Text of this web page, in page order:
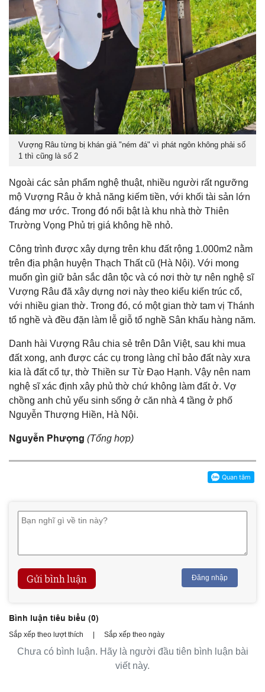
Vượng Râu từng bị khán giả "ném đá" vì phát ngôn không phải số
1 thì cũng là số 2
Ngoài các sản phẩm nghệ thuật, nhiều người rất ngưỡng
mộ Vượng Râu ở khả năng kiếm tiền, với khối tài sản lớn
đáng mơ ước. Trong đó nổi bật là khu nhà thờ Thiên
Trường Vọng Phủ trị giá không hề nhỏ.
Công trình được xây dựng trên khu đất rộng 1.000m2 nằm
trên địa phận huyện Thạch Thất cũ (Hà Nội). Với mong
muốn gìn giữ bản sắc dân tộc và có nơi thờ tự nên nghệ sĩ
Vượng Râu đã xây dựng nơi này theo kiểu kiến trúc cổ,
với nhiều gian thờ. Trong đó, có một gian thờ tam vị Thánh
tổ nghề và đều đặn làm lễ giỗ tổ nghề Sân khấu hàng năm.
Danh hài Vượng Râu chia sẻ trên Dân Việt, sau khi mua
đất xong, anh được các cụ trong làng chỉ bảo đất này xưa
kia là đất cổ tự, thờ Thiền sư Từ Đạo Hạnh. Vậy nên nam
nghệ sĩ xác định xây phủ thờ chứ không làm đất ở. Vợ
chồng anh chủ yếu sinh sống ở căn nhà 4 tầng ở phố
Nguyễn Thượng Hiền, Hà Nội.
Nguyễn Phượng (Tổng hợp)
Gửi bình luận Đăng nhập
Bình luận tiêu biểu (0)
Sắp xếp theo lượt thích Sắp xếp theo ngày
Chưa có bình luận. Hãy là người đầu tiên bình luận bài
viết này.